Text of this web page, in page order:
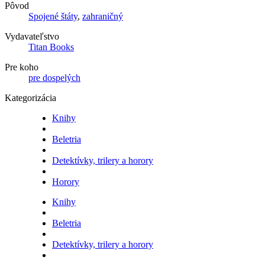
Pôvod
Spojené štáty, zahraničný
Vydavateľstvo
Titan Books
Pre koho
pre dospelých
Kategorizácia
Knihy
Beletria
Detektívky, trilery a horory
Horory
Knihy
Beletria
Detektívky, trilery a horory